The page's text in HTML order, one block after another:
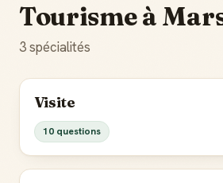
Tourisme à
3 spécialités
Visite
10 questions